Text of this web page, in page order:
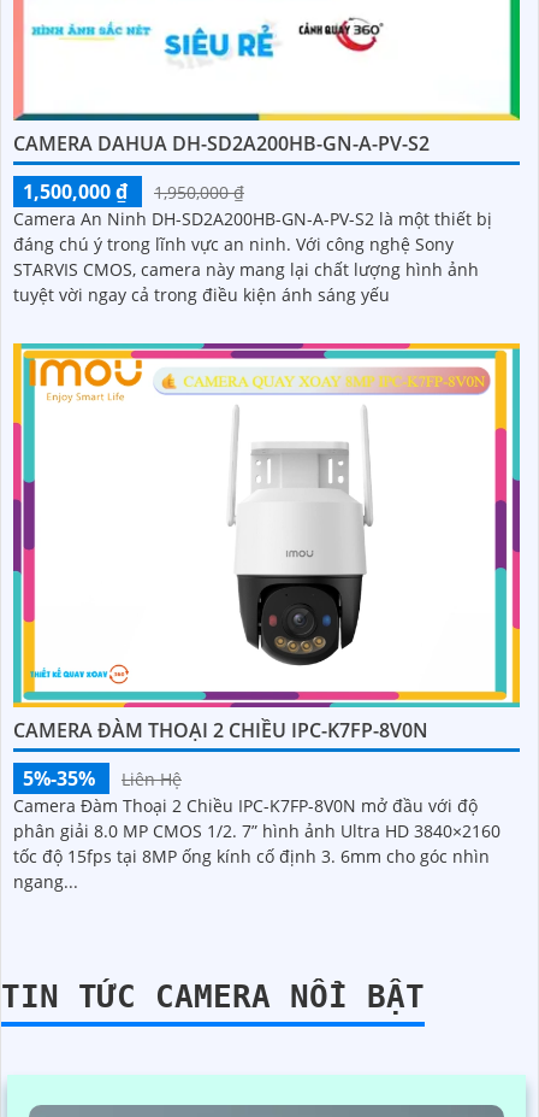
CAMERA DAHUA DH-SD2A200HB-GN-A-PV-S2
1,500,000 ₫
1,950,000 ₫
Camera An Ninh DH-SD2A200HB-GN-A-PV-S2 là một thiết bị
đáng chú ý trong lĩnh vực an ninh. Với công nghệ Sony
STARVIS CMOS, camera này mang lại chất lượng hình ảnh
tuyệt vời ngay cả trong điều kiện ánh sáng yếu
CAMERA ĐÀM THOẠI 2 CHIỀU IPC-K7FP-8V0N
5%-35%
Liên Hệ
Camera Đàm Thoại 2 Chiều IPC-K7FP-8V0N mở đầu với độ
phân giải 8.0 MP CMOS 1/2. 7” hình ảnh Ultra HD 3840×2160
tốc độ 15fps tại 8MP ống kính cố định 3. 6mm cho góc nhìn
ngang...
TIN TỨC CAMERA NỔI BẬT